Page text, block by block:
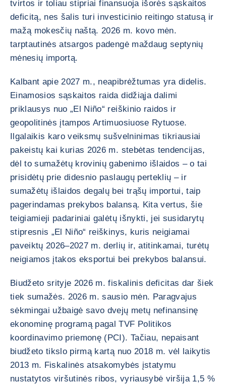
tvirtos ir toliau stipriai finansuoja išorės sąskaitos
deficitą, nes šalis turi investicinio reitingo statusą ir
mažą mokesčių naštą. 2026 m. kovo mėn.
tarptautinės atsargos padengė maždaug septynių
mėnesių importą.
Kalbant apie 2027 m., neapibrėžtumas yra didelis.
Einamosios sąskaitos raida didžiąja dalimi
priklausys nuo „El Niño“ reiškinio raidos ir
geopolitinės įtampos Artimuosiuose Rytuose.
Ilgalaikis karo veiksmų sušvelninimas tikriausiai
pakeistų kai kurias 2026 m. stebėtas tendencijas,
dėl to sumažėtų krovinių gabenimo išlaidos – o tai
prisidėtų prie didesnio paslaugų perteklių – ir
sumažėtų išlaidos degalų bei trąšų importui, taip
pagerindamas prekybos balansą. Kita vertus, šie
teigiamieji padariniai galėtų išnykti, jei susidarytų
stipresnis „El Niño“ reiškinys, kuris neigiamai
paveiktų 2026–2027 m. derlių ir, atitinkamai, turėtų
neigiamos įtakos eksportui bei prekybos balansui.
Biudžeto srityje 2026 m. fiskalinis deficitas dar šiek
tiek sumažės. 2026 m. sausio mėn. Paragvajus
sėkmingai užbaigė savo dvejų metų nefinansinę
ekonominę programą pagal TVF Politikos
koordinavimo priemonę (PCI). Tačiau, nepaisant
biudžeto tikslo pirmą kartą nuo 2018 m. vėl laikytis
2013 m. Fiskalinės atsakomybės įstatymu
nustatytos viršutinės ribos, vyriausybė viršija 1,5 %